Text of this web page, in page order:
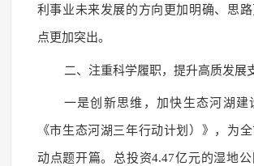
利事业未来发展的方向更加明确、思
点更加突出。
二、注重科学履职，提升高质发展
一是创新思维，加快生态河湖建
《市生态河湖三年行动计划）》，为
动点题开篇。总投资4.47亿元的湿地